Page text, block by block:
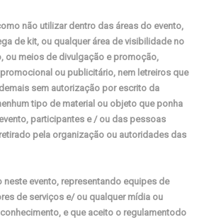
não utilizar dentro das áreas do evento,
de kit, ou qualquer área de visibilidade no
ou meios de divulgação e promoção,
ou publicitário, nem letreiros que
sem autorização por escrito da
tipo de material ou objeto que ponha
participantes e / ou das pessoas
pela organização ou autoridades das
neste evento, representando equipes de
de serviços e/ ou qualquer mídia ou
e que aceito o regulamentodo